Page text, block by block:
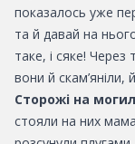
показалось уже
та й давай на
таке, і сяке!
вони й скам’яніли,
Сторожі на
стояли на них